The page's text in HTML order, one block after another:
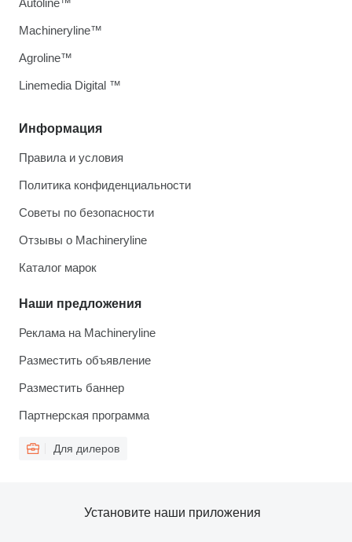
Информация
Правила и условия
Политика конфиденциальности
Советы по безопасности
Отзывы о Machineryline
Каталог марок
Наши предложения
Реклама на Machineryline
Разместить объявление
Разместить баннер
Партнерская программа
Для дилеров
Machineryline™
Agroline™
Linemedia Digital ™
Установите наши приложения